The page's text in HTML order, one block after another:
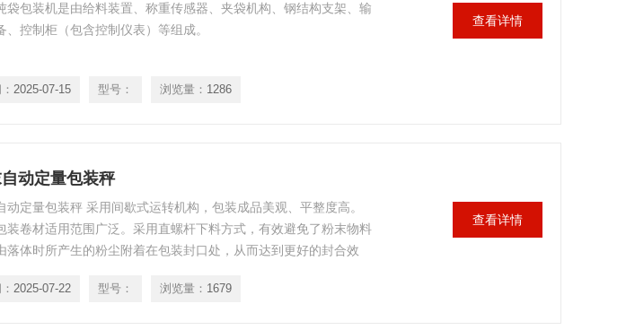
袋包装机是由给料装置、称重传感器、夹袋机构、钢结构支架、输
、控制柜（包含控制仪表）等组成。
2025-07-15 型号： 浏览量： 1286
查看详情
动定量包装秤
动定量包装秤 采用间歇式运转机构，包装成品美观、平整度高。
装卷材适用范围广泛。采用直螺杆下料方式，有效避免了粉末物料
落体时所产生的粉尘附着在包装封口处，从而达到更好的封合效
2025-07-22 型号： 浏览量： 1679
查看详情